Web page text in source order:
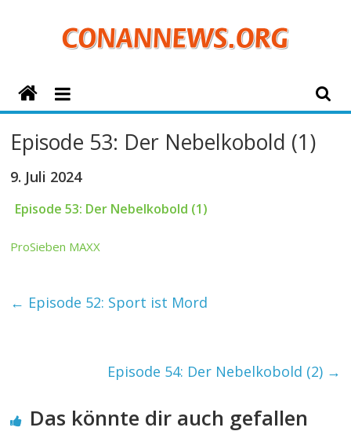
ConanNews.org
Conan
Episode 53: Der Nebelkobold (1)
9. Juli 2024
Episode 53: Der Nebelkobold (1)
ProSieben MAXX
← Episode 52: Sport ist Mord
Episode 54: Der Nebelkobold (2) →
Das könnte dir auch gefallen